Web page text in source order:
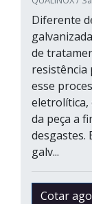
Diferente
de
resistência
esse
eletrolítica,
da peça a
desgastes.
galv...
Cotar